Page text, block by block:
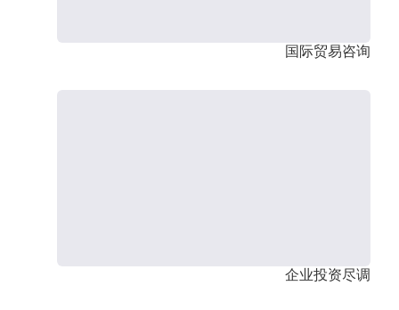
国际贸易咨询
企业投资尽调